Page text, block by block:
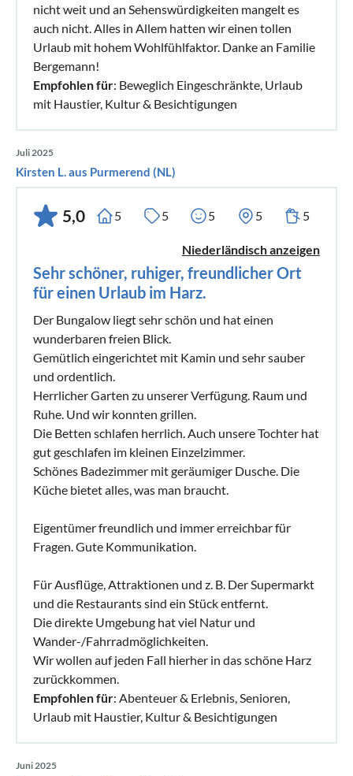
nicht weit und an Sehenswürdigkeiten mangelt es
auch nicht. Alles in Allem hatten wir einen tollen
Urlaub mit hohem Wohlfühlfaktor. Danke an Familie
Bergemann!
Empfohlen für: Beweglich Eingeschränkte, Urlaub
mit Haustier, Kultur & Besichtigungen
Juli 2025
Kirsten L. aus Purmerend (NL)
5,0 5 5 5 5 5
Niederländisch anzeigen
Sehr schöner, ruhiger, freundlicher Ort
für einen Urlaub im Harz.
Der Bungalow liegt sehr schön und hat einen
wunderbaren freien Blick.
Gemütlich eingerichtet mit Kamin und sehr sauber
und ordentlich.
Herrlicher Garten zu unserer Verfügung. Raum und
Ruhe. Und wir konnten grillen.
Die Betten schlafen herrlich. Auch unsere Tochter hat
gut geschlafen im kleinen Einzelzimmer.
Schönes Badezimmer mit geräumiger Dusche. Die
Küche bietet alles, was man braucht.
Eigentümer freundlich und immer erreichbar für
Fragen. Gute Kommunikation.
Für Ausflüge, Attraktionen und z. B. Der Supermarkt
und die Restaurants sind ein Stück entfernt.
Die direkte Umgebung hat viel Natur und
Wander-/Fahrradmöglichkeiten.
Wir wollen auf jeden Fall hierher in das schöne Harz
zurückkommen.
Empfohlen für: Abenteuer & Erlebnis, Senioren,
Urlaub mit Haustier, Kultur & Besichtigungen
Juni 2025